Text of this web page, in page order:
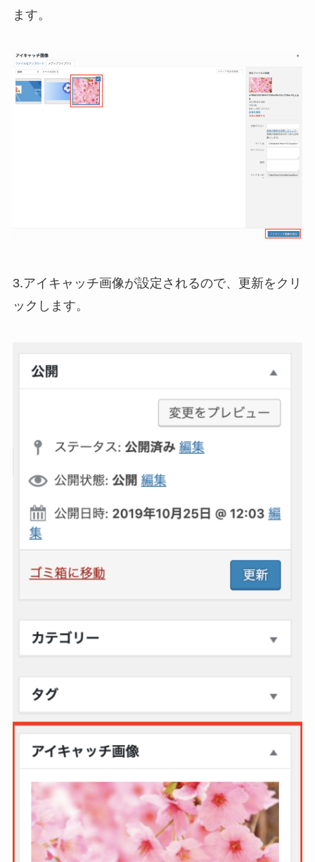
ます。
3.アイキャッチ画像が設定されるので、更新をクリ
ックします。